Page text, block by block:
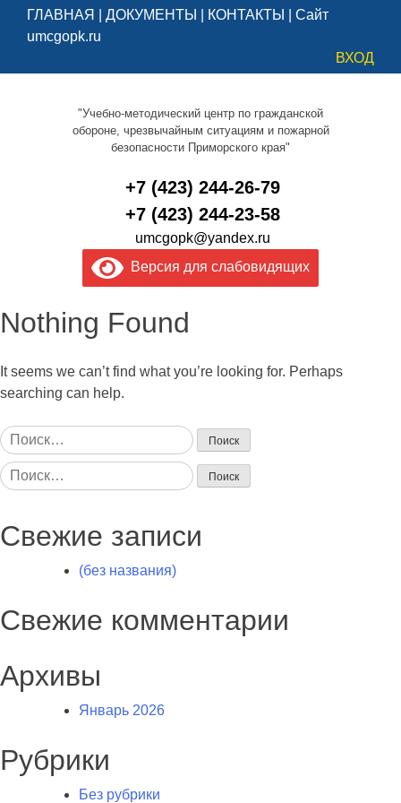
ГЛАВНАЯ ДОКУМЕНТЫ КОНТАКТЫ
Сайт
umcgopk.ru
ВХОД
"Учебно-методический центр по гражданской
обороне, чрезвычайным ситуациям и пожарной
безопасности Приморского края"
+7 (423) 244-26-79
+7 (423) 244-23-58
umcgopk@yandex.ru
Версия для слабовидящих
Nothing Found
It seems we can’t find what you’re looking for. Perhaps
searching can help.
Найти:
Найти:
Свежие записи
(без названия)
Свежие комментарии
Архивы
Январь 2026
Рубрики
Без рубрики